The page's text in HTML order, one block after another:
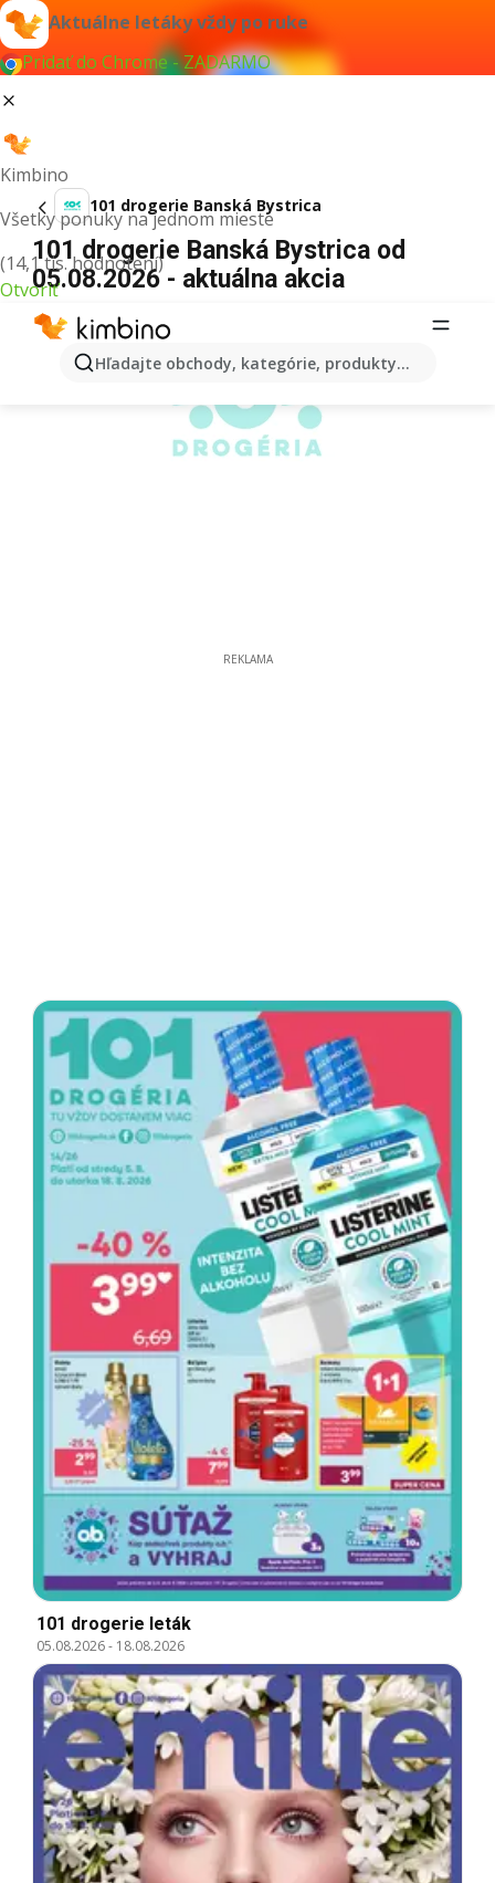
Aktuálne letáky vždy po ruke
Pridať do Chrome - ZADARMO
Kimbino
Všetky ponuky na jednom mieste
(14,1 tis. hodnotení)
Otvoriť
Hľadajte obchody, kategórie, produkty...
101 drogerie Banská Bystrica
101 drogerie Banská Bystrica od
05.08.2026 - aktuálna akcia
REKLAMA
101 drogerie leták
05.08.2026- 18.08.2026